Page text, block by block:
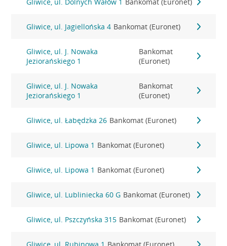
Gliwice, ul. Jagiellońska 4 Bankomat (Euronet)
Gliwice, ul. J. Nowaka
Jeziorańskiego 1
Bankomat
(Euronet)
Gliwice, ul. J. Nowaka
Jeziorańskiego 1
Bankomat
(Euronet)
Gliwice, ul. Łabędzka 26 Bankomat (Euronet)
Gliwice, ul. Lipowa 1 Bankomat (Euronet)
Gliwice, ul. Lipowa 1 Bankomat (Euronet)
Gliwice, ul. Lubliniecka 60 G Bankomat (Euronet)
Gliwice, ul. Pszczyńska 315 Bankomat (Euronet)